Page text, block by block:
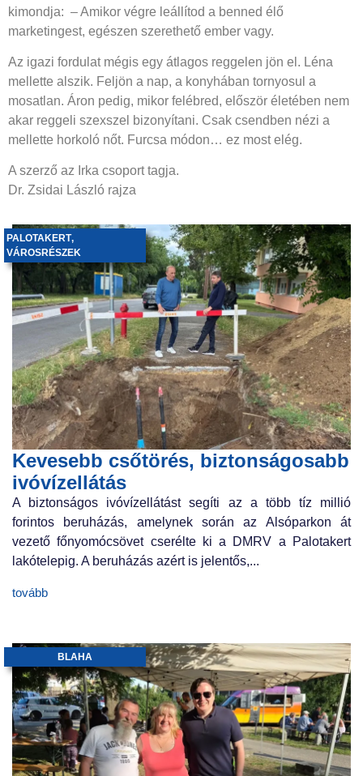
kimondja: – Amikor végre leállítod a benned élő
marketingest, egészen szerethető ember vagy.
Az igazi fordulat mégis egy átlagos reggelen jön el. Léna
mellette alszik. Feljön a nap, a konyhában tornyosul a
mosatlan. Áron pedig, mikor felébred, először életében nem
akar reggeli szexszel bizonyítani. Csak csendben nézi a
mellette horkoló nőt. Furcsa módon… ez most elég.
A szerző az Irka csoport tagja.
Dr. Zsidai László rajza
Kevesebb csőtörés, biztonságosabb
ivóvízellátás
PALOTAKERT,
VÁROSRÉSZEK
A biztonságos ivóvízellátást segíti az a több tíz millió
forintos beruházás, amelynek során az Alsóparkon át
vezető főnyomócsövet cserélte ki a DMRV a Palotakert
lakótelepig. A beruházás azért is jelentős,...
tovább
BLAHA